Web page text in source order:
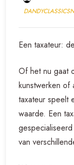
Een taxateur:
Of het nu gaat
kunstwerken of
taxateur speelt
waarde. Een
van